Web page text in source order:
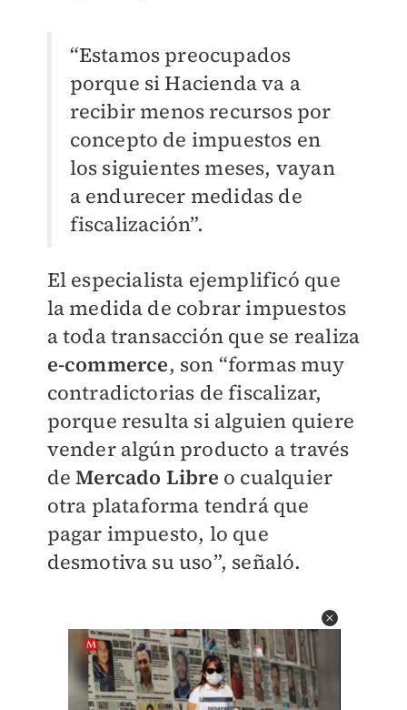
“Estamos preocupados
porque si Hacienda va a
recibir menos recursos por
concepto de impuestos en
los siguientes meses, vayan
a endurecer medidas de
fiscalización”.
El especialista ejemplificó que
la medida de cobrar impuestos
a toda transacción que se realiza
e-commerce, son “formas muy
contradictorias de fiscalizar,
porque resulta si alguien quiere
vender algún producto a través
deMercado Libre o cualquier
otra plataforma tendrá que
pagar impuesto, lo que
desmotiva su uso”, señaló.